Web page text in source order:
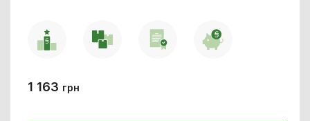
1 163 грн